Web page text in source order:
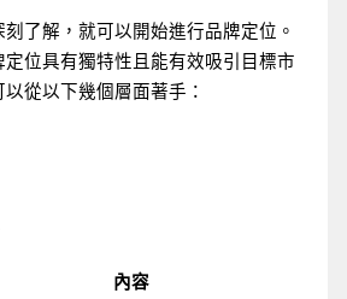
了解，就可以開始進行品牌定位。
定位具有獨特性且能有效吸引目標市
以從以下幾個層面著手：
內容